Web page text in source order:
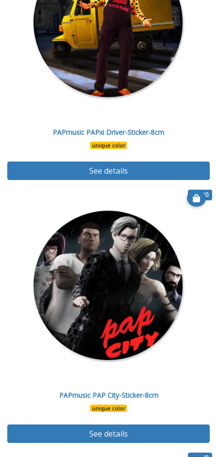
PAPmusic PAPxi Driver-Sticker-8cm
unique color
See details
€ 6.90
PAPmusic PAP City-Sticker-8cm
unique color
See details